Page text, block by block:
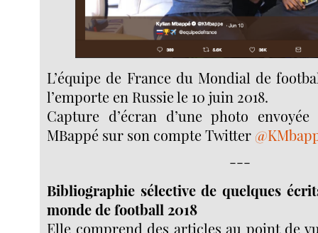
L’équipe de France du Mondial de
l’emporte en Russie le 10 juin 2018.
Capture d’écran d’une photo
MBappé sur son compte Twitter
---
Bibliographie sélective de quelques
monde de football 2018
Elle comprend des articles au point de